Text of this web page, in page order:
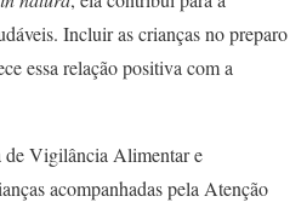
Incluir as crianças no preparo
essa relação positiva com a
Vigilância Alimentar e
acompanhadas pela Atenção